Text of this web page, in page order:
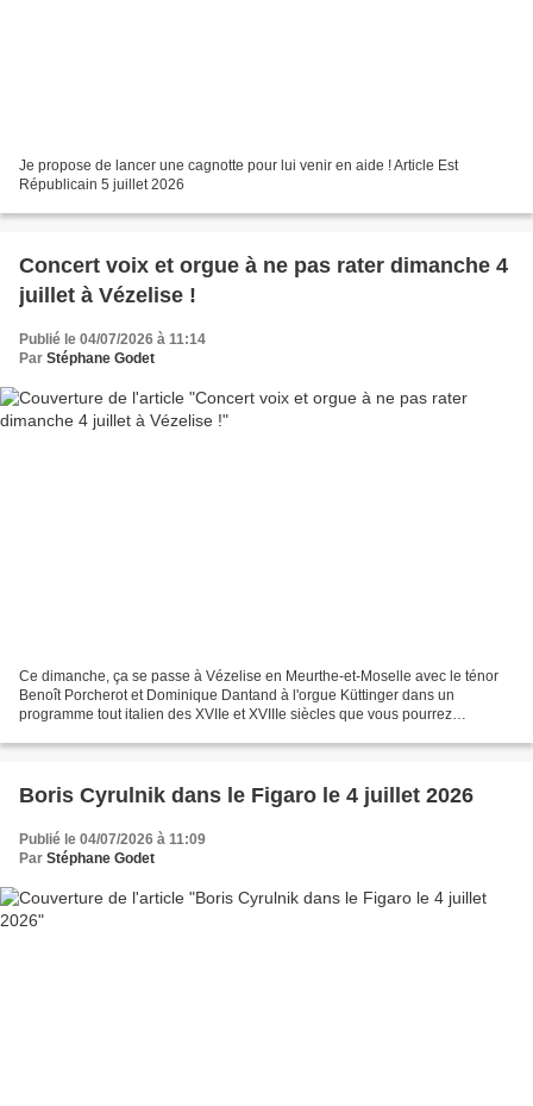
Je propose de lancer une cagnotte pour lui venir en aide ! Article Est
Républicain 5 juillet 2026
Concert voix et orgue à ne pas rater dimanche 4
juillet à Vézelise !
Publié le 04/07/2026 à 11:14
Par Stéphane Godet
Ce dimanche, ça se passe à Vézelise en Meurthe-et-Moselle avec le ténor
Benoît Porcherot et Dominique Dantand à l'orgue Küttinger dans un
programme tout italien des XVIIe et XVIIIe siècles que vous pourrez
Boris Cyrulnik dans le Figaro le 4 juillet 2026
Publié le 04/07/2026 à 11:09
Par Stéphane Godet